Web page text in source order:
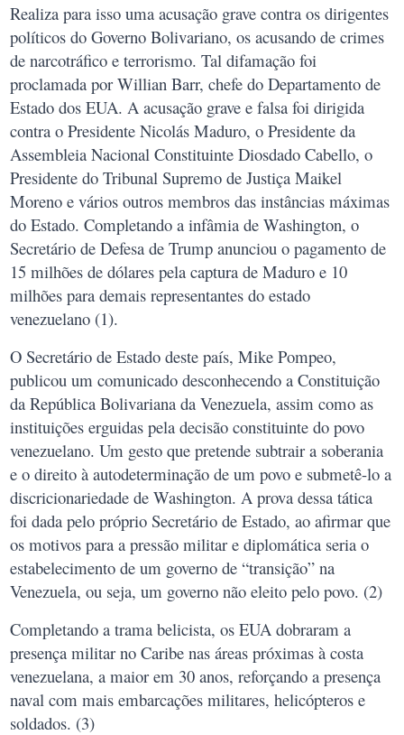
Realiza para isso uma acusação grave contra os dirigentes
políticos do Governo Bolivariano, os acusando de crimes
de narcotráfico e terrorismo. Tal difamação foi
proclamada por Willian Barr, chefe do Departamento de
Estado dos EUA. A acusação grave e falsa foi dirigida
contra o Presidente Nicolás Maduro, o Presidente da
Assembleia Nacional Constituinte Diosdado Cabello, o
Presidente do Tribunal Supremo de Justiça Maikel
Moreno e vários outros membros das instâncias máximas
do Estado. Completando a infâmia de Washington, o
Secretário de Defesa de Trump anunciou o pagamento de
15 milhões de dólares pela captura de Maduro e 10
milhões para demais representantes do estado
venezuelano (1).
O Secretário de Estado deste país, Mike Pompeo,
publicou um comunicado desconhecendo a Constituição
da República Bolivariana da Venezuela, assim como as
instituições erguidas pela decisão constituinte do povo
venezuelano. Um gesto que pretende subtrair a soberania
e o direito à autodeterminação de um povo e submetê-lo a
discricionariedade de Washington. A prova dessa tática
foi dada pelo próprio Secretário de Estado, ao afirmar que
os motivos para a pressão militar e diplomática seria o
estabelecimento de um governo de “transição” na
Venezuela, ou seja, um governo não eleito pelo povo. (2)
Completando a trama belicista, os EUA dobraram a
presença militar no Caribe nas áreas próximas à costa
venezuelana, a maior em 30 anos, reforçando a presença
naval com mais embarcações militares, helicópteros e
soldados. (3)